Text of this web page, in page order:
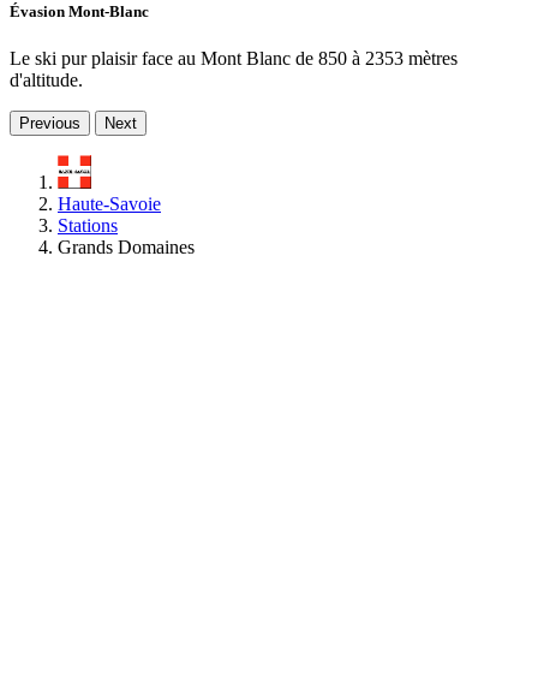
Évasion Mont-Blanc
Le ski pur plaisir face au Mont Blanc de 850 à 2353 mètres
d'altitude.
Previous Next
Haute-Savoie
Stations
Grands Domaines